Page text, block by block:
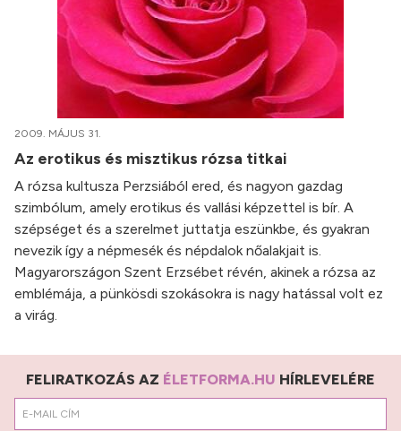
2009. MÁJUS 31.
Az erotikus és misztikus rózsa titkai
A rózsa kultusza Perzsiából ered, és nagyon gazdag
szimbólum, amely erotikus és vallási képzettel is bír. A
szépséget és a szerelmet juttatja eszünkbe, és gyakran
nevezik így a népmesék és népdalok nőalakjait is.
Magyarországon Szent Erzsébet révén, akinek a rózsa az
emblémája, a pünkösdi szokásokra is nagy hatással volt ez
a virág.
FELIRATKOZÁS AZ ÉLETFORMA.HU HÍRLEVELÉRE